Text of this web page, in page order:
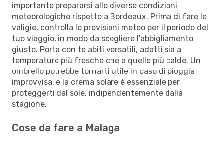
importante prepararsi alle diverse condizioni
meteorologiche rispetto a Bordeaux. Prima di fare le
valigie, controlla le previsioni meteo per il periodo del
tuo viaggio, in modo da scegliere l'abbigliamento
giusto. Porta con te abiti versatili, adatti sia a
temperature più fresche che a quelle più calde. Un
ombrello potrebbe tornarti utile in caso di pioggia
improvvisa, e la crema solare è essenziale per
proteggerti dal sole, indipendentemente dalla
stagione.
Cose da fare a Malaga